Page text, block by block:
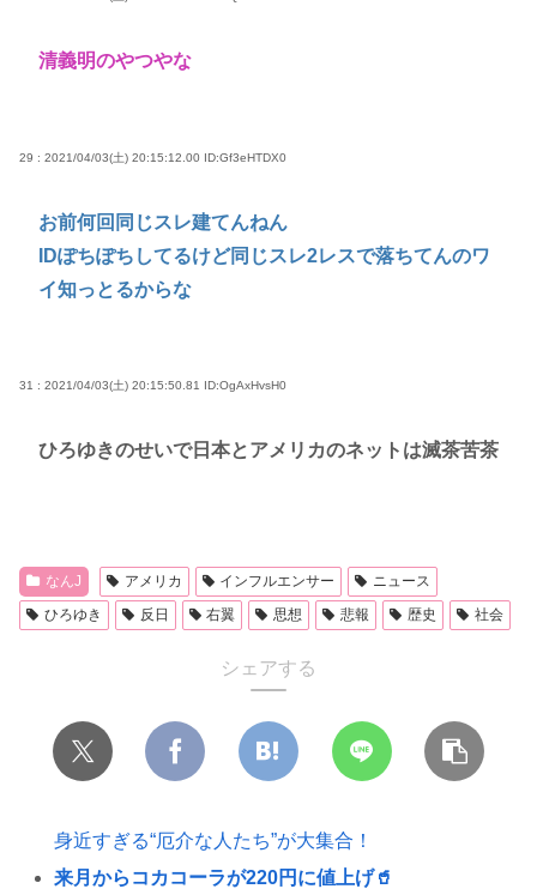
清義明のやつやな
29 : 2021/04/03(土) 20:15:12.00 ID:Gf3eHTDX0
お前何回同じスレ建てんねん
IDぽちぽちしてるけど同じスレ2レスで落ちてんのワ
イ知っとるからな
31 : 2021/04/03(土) 20:15:50.81 ID:OgAxHvsH0
ひろゆきのせいで日本とアメリカのネットは滅茶苦茶
なんJ アメリカ インフルエンサー
ニュース
ひろゆき
反日 右翼 思想 悲報 歴史 社会
シェアする
身近すぎる“厄介な人たち”が大集合！
来月からコカコーラが220円に値上げ🥤